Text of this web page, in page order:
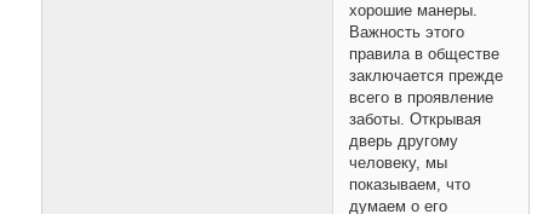
хорошие манеры.
Важность этого
правила в обществе
заключается прежде
всего в проявление
заботы. Открывая
дверь другому
человеку, мы
показываем, что
думаем о его